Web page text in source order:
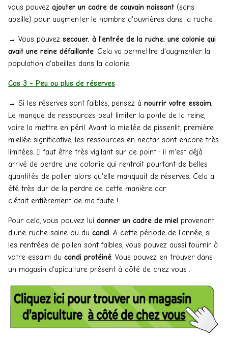
vous pouvez ajouter un cadre de couvain naissant (sans
abeille) pour augmenter le nombre d'ouvrières dans la ruche.
→ Vous pouvez secouer, à l'entrée de la ruche, une colonie qui
avait une reine défaillante. Cela va permettre d'augmenter la
population d'abeilles dans la colonie.
Cas 3 - Peu ou plus de réserves
→ Si les réserves sont faibles, pensez à nourrir votre essaim.
Le manque de ressources peut limiter la ponte de la reine,
voire la mettre en péril. Avant la miellée de pissenlit, première
miellée significative, les ressources en nectar sont encore très
limitées. Il faut être très vigilant sur ce point : il m'est déjà
arrivé de perdre une colonie qui rentrait pourtant de belles
quantités de pollen alors qu'elle manquait de réserves. Cela a
été très dur de la perdre de cette manière car
c'était entièrement de ma faute !
Pour cela, vous pouvez lui donner un cadre de miel provenant
d'une ruche saine ou du candi. A cette période de l'année, si
les rentrées de pollen sont faibles, vous pouvez aussi fournir à
votre essaim du candi protéiné. Vous pouvez en trouver dans
un magasin d'apiculture présent à côté de chez vous :